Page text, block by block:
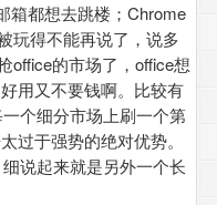
箱都想去跳楼；Chrome
玩得不能再说了，说多
office的市场了，office想
用又不要钱啊。比较有
个细分市场上刷一个第
过于强势的绝对优势。
说起来就是另外一个长